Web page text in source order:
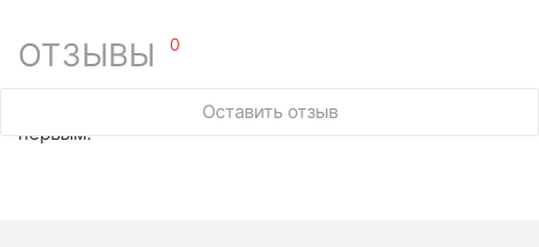
ОТЗЫВЫ 0
Оставить отзыв
У этого товара нет ни одного отзыва. Вы можете стать
первым.